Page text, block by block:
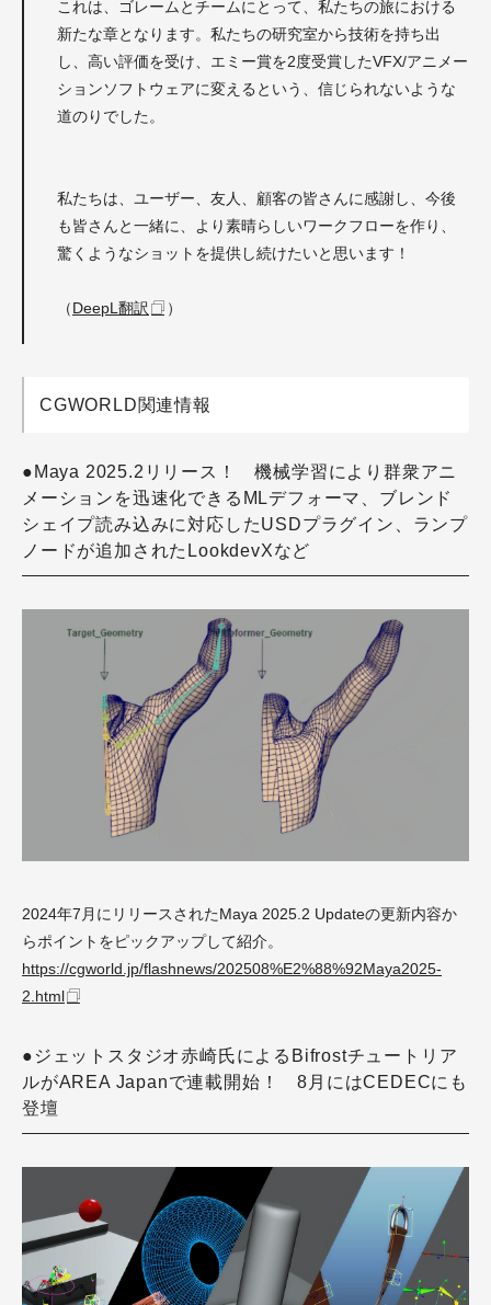
これは、ゴレームとチームにとって、私たちの旅における
新たな章となります。私たちの研究室から技術を持ち出
し、高い評価を受け、エミー賞を2度受賞したVFX/アニメー
ションソフトウェアに変えるという、信じられないような
道のりでした。
私たちは、ユーザー、友人、顧客の皆さんに感謝し、今後
も皆さんと一緒に、より素晴らしいワークフローを作り、
驚くようなショットを提供し続けたいと思います！
（DeepL翻訳 ）
CGWORLD関連情報
●Maya 2025.2リリース！ 機械学習により群衆アニ
メーションを迅速化できるMLデフォーマ、ブレンド
シェイプ読み込みに対応したUSDプラグイン、ランプ
ノードが追加されたLookdevXなど
2024年7月にリリースされたMaya 2025.2 Updateの更新内容か
らポイントをピックアップして紹介。
https://cgworld.jp/flashnews/202508%E2%88%92Maya2025-
2.html
●ジェットスタジオ赤崎氏によるBifrostチュートリア
ルがAREA Japanで連載開始！ 8月にはCEDECにも
登壇